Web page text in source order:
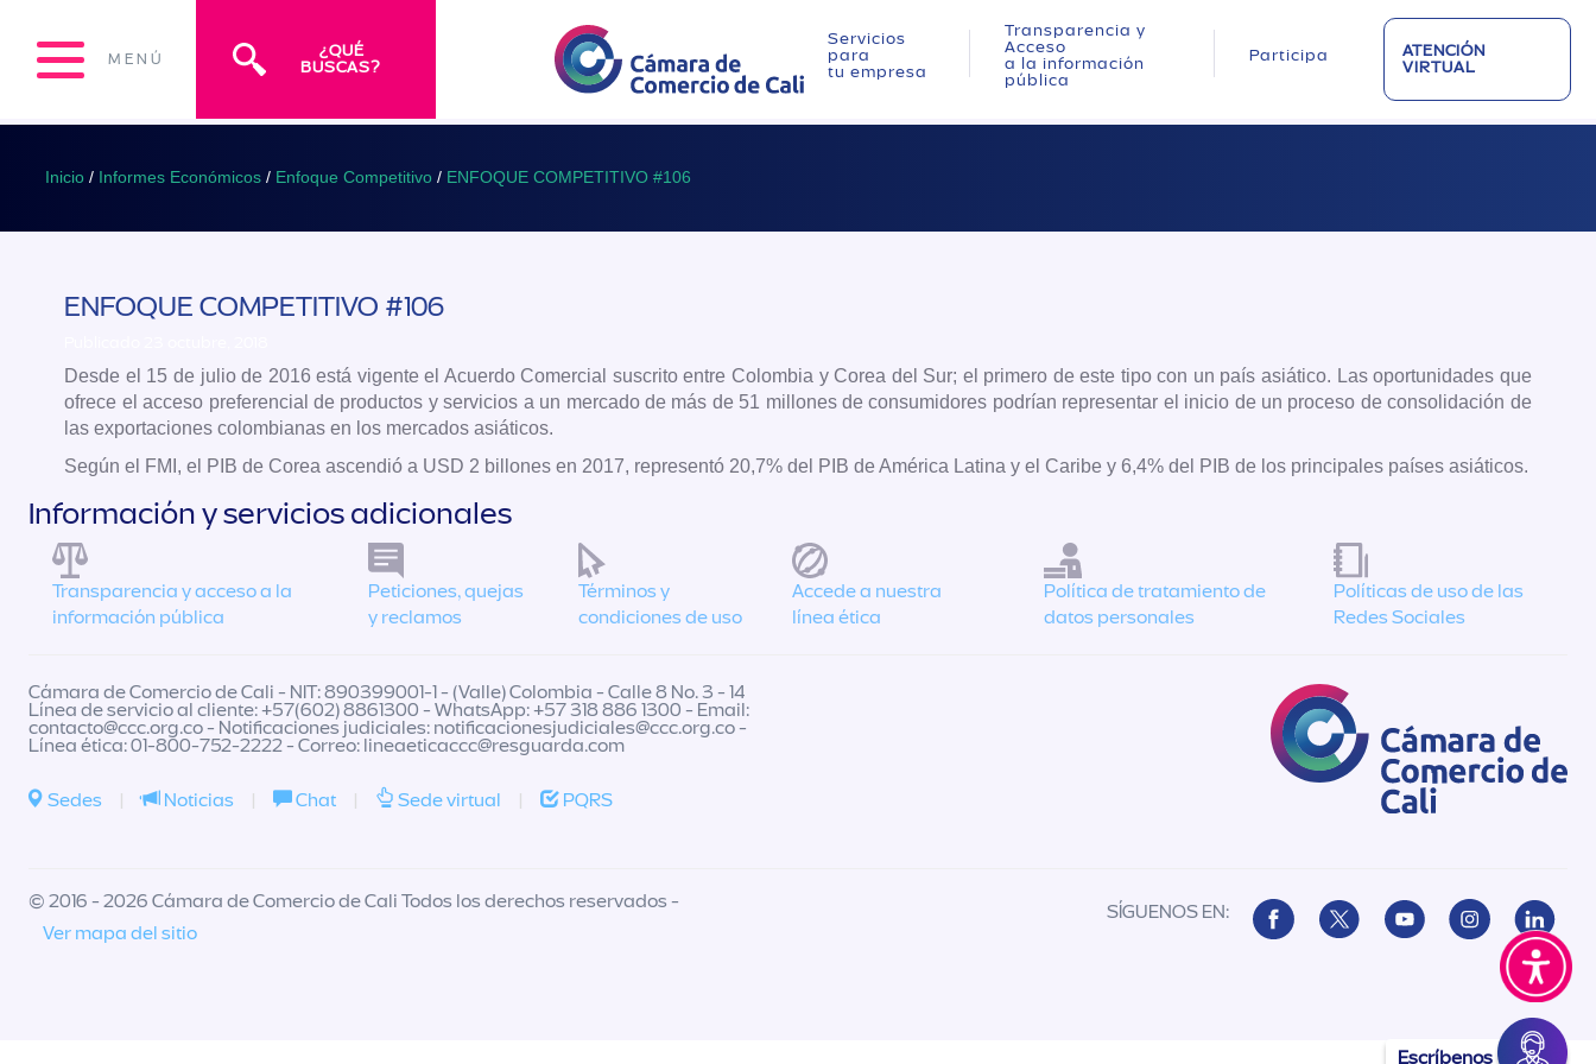
MENÚ
¿QUÉ
BUSCAS?
Servicios
para
tu empresa
Transparencia y
Acceso
a la información
pública
Participa
ATENCIÓN
VIRTUAL
Inicio / Informes Económicos / Enfoque Competitivo / ENFOQUE COMPETITIVO #106
ENFOQUE COMPETITIVO #106
Desde el 15 de julio de 2016 está vigente el Acuerdo Comercial suscrito entre Colombia y Corea del Sur; el primero de este tipo con un país asiático. Las oportunidades que
ofrece el acceso preferencial de productos y servicios a un mercado de más de 51 millones de consumidores podrían representar el inicio de un proceso de consolidación de
las exportaciones colombianas en los mercados asiáticos.
Según el FMI, el PIB de Corea ascendió a USD 2 billones en 2017, representó 20,7% del PIB de América Latina y el Caribe y 6,4% del PIB de los principales países asiáticos.
Escríbenos
Información y servicios adicionales
Transparencia y acceso a la
información pública
Peticiones, quejas
y reclamos
Términos y
condiciones de uso
Accede a nuestra
línea ética
Política de tratamiento de
datos personales
Políticas de uso de las
Redes Sociales
Cámara de Comercio de Cali - NIT: 890399001-1 - (Valle) Colombia - Calle 8 No. 3 - 14
Línea de servicio al cliente: +57(602) 8861300 - WhatsApp: +57 318 886 1300 - Email:
contacto@ccc.org.co- Notificaciones judiciales: notificacionesjudiciales@ccc.org.co-
Línea ética: 01-800-752-2222 - Correo: lineaeticaccc@resguarda.com
Sedes | Noticias | Chat | Sede virtual | PQRS
© 2016 - 2026 Cámara de Comercio de Cali Todos los derechos reservados -
Ver mapa del sitio
SÍGUENOS EN: